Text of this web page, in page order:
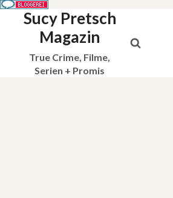
Sucy Pretsch
Magazin
True Crime, Filme,
Serien + Promis